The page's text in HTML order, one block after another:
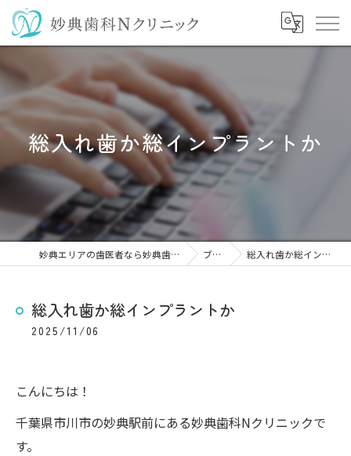
総入れ歯か総インプラントか
妙典エリアの歯医者なら妙典歯科Nクリニック ブログ 総入れ歯か総インプラントか
総入れ歯か総インプラントか
2025/11/06
こんにちは！
千葉県市川市の妙典駅前にある妙典歯科Nクリニックで
す。